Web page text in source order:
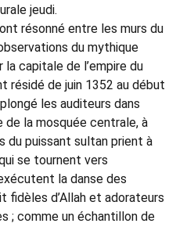
jeudi.
résonné entre les murs du
du mythique
capitale de l’empire du
résidé de juin 1352 au début
les auditeurs dans
de la mosquée centrale, à
du puissant sultan prient à
se tournent vers
la danse des
fidèles d’Allah et adorateurs
; comme un échantillon de